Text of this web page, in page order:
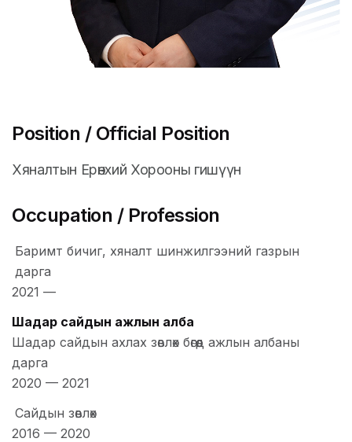
Position / Official Position
Хяналтын Ерөнхий Хорооны гишүүн
Occupation / Profession
Баримт бичиг, хяналт шинжилгээний газрын
дарга
2021 —
Шадар сайдын ажлын алба
Шадар сайдын ахлах зөвлөх бөгөөд ажлын албаны
дарга
2020 — 2021
Сайдын зөвлөх
2016 — 2020